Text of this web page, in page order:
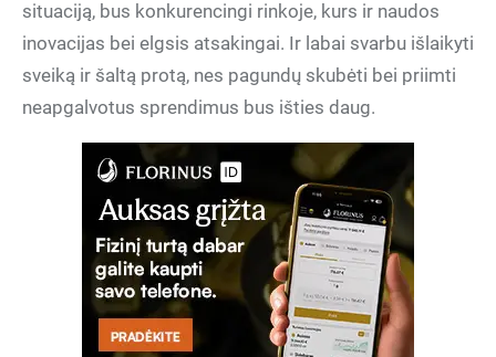
situaciją, bus konkurencingi rinkoje, kurs ir naudos
inovacijas bei elgsis atsakingai. Ir labai svarbu išlaikyti
sveiką ir šaltą protą, nes pagundų skubėti bei priimti
neapgalvotus sprendimus bus išties daug.